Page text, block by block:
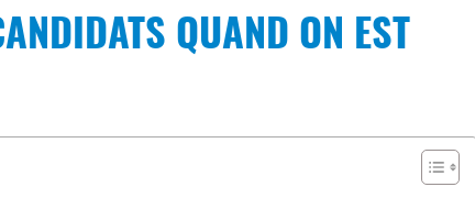
QUAND ON EST